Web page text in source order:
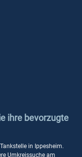
ihre bevorzugte
in Ippesheim.
Umkreissuche am